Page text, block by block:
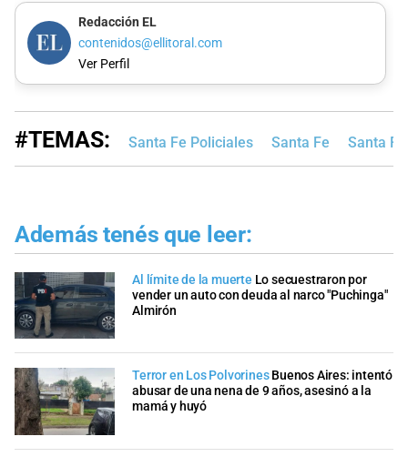
Redacción EL
contenidos@ellitoral.com
Ver Perfil
#TEMAS: Santa Fe Policiales Santa Fe Santa
Además tenés que leer:
Al límite de la muerte Lo secuestraron por
vender un auto con deuda al narco "Puchinga"
Almirón
Terror en Los Polvorines Buenos Aires: intentó
abusar de una nena de 9 años, asesinó a la
mamá y huyó